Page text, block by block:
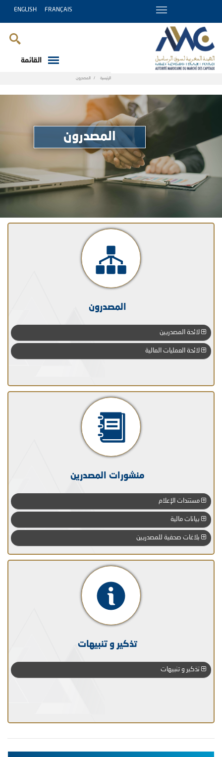
FRANÇAIS
ENGLISH
القائمة
الرئيسية المصدرون
المصدرون
المصدرون
لائحة المصدريين
لائحة العمليات المالية
منشورات المصدرين
مستندات الإعلام
بيانات مالية
بلاغات صحفية للمصدريين
تذكير و تنبيهات
تذكير و تنبيهات